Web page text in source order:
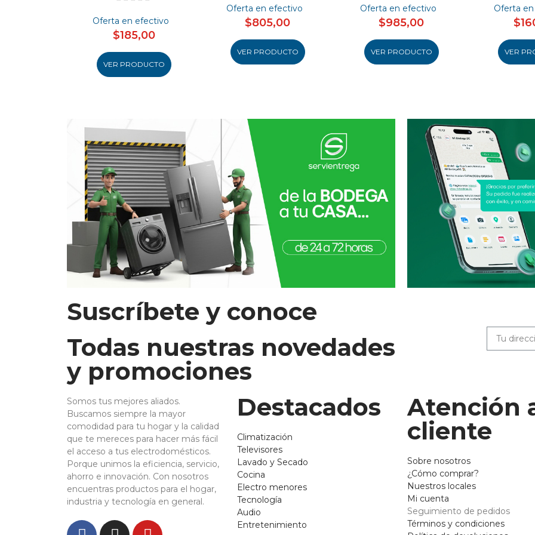
Oferta en efectivo
$185,00
VER PRODUCTO
Oferta en efectivo
$805,00
VER PRODUCTO
Oferta en efectivo
$985,00
VER PRODUCTO
Oferta
VER
Suscríbete y conoce
Todas nuestras novedades
y promociones
Somos tus mejores aliados.
Buscamos siempre la mayor
comodidad para tu hogar y la calidad
que te mereces para hacer más fácil
el acceso a tus electrodomésticos.
Porque unimos la eficiencia, servicio,
ahorro e innovación. Con nosotros
encuentras productos para el hogar,
industria y tecnología en general.
Destacados
Climatización
Televisores
Lavado y Secado
Cocina
Electro menores
Tecnología
Audio
Entretenimiento
Atención
cliente
Sobre nosotros
¿Cómo comprar?
Nuestros locales
Mi cuenta
Seguimiento de pedidos
Términos y condiciones